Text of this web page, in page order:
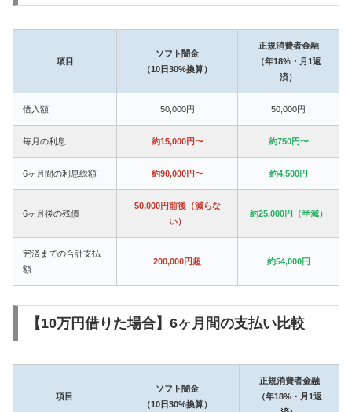
項目
ソフト闇金
（10日30%換算）
正規消費者金融
（年18%・月1返
済）
借入額 50,000円 50,000円
毎月の利息 約15,000円〜 約750円〜
6ヶ月間の利息総額 約90,000円〜 約4,500円
6ヶ月後の残債
50,000円前後（減らな
い）
約25,000円（半減）
完済までの合計支払
額
200,000円超 約54,000円
【10万円借りた場合】6ヶ月間の支払い比較
項目
ソフト闇金
（10日30%換算）
正規消費者金融
（年18%・月1返